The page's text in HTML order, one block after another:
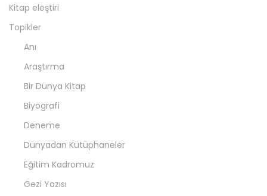
Kitap eleştiri
Topikler
Anı
Araştırma
Bir Dünya Kitap
Biyografi
Deneme
Dünyadan Kütüphaneler
Eğitim Kadromuz
Gezi Yazısı